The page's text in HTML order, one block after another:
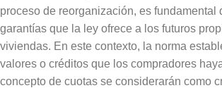
proceso de reorganización, es fundamental
garantías que la ley ofrece a los futuros
viviendas. En este contexto, la norma
valores o créditos que los compradores
concepto de cuotas se considerarán como